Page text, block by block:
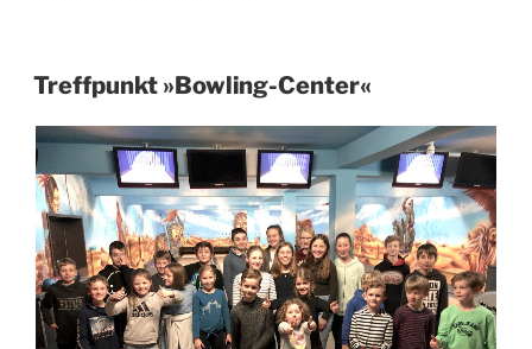
VERÖFFENTLICHT
AM
Treffpunkt »Bowling-Center«